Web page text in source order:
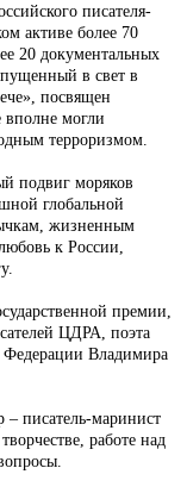
писателя-
активе более 70
20 документальных
в свет в
посвящен
вполне могли
терроризмом.
подвиг моряков
глобальной
жизненным
к России,
премии,
ЦДРА, поэта
Федерации Владимира
– писатель-маринист
работе над